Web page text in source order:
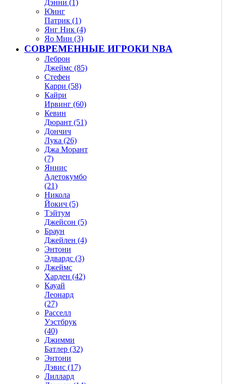
Дэнни (1)
Юинг
Патрик (1)
Янг Ник (4)
Яо Мин (3)
СОВРЕМЕННЫЕ ИГРОКИ NBA
Леброн
Джеймс (85)
Стефен
Карри (58)
Кайри
Ирвинг (60)
Кевин
Дюрант (51)
Дончич
Лука (26)
Джа Морант
(7)
Яннис
Адетокумбо
(21)
Никола
Йокич (5)
Тэйтум
Джейсон (5)
Браун
Джейлен (4)
Энтони
Эдвардс (3)
Джеймс
Харден (42)
Кауай
Леонард
(27)
Расселл
Уэстбрук
(40)
Джимми
Батлер (32)
Энтони
Дэвис (17)
Лиллард